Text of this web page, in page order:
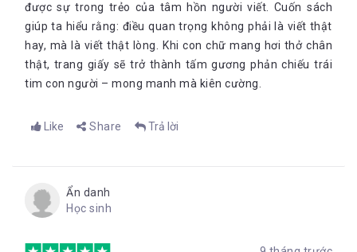
đời. Viết tên của con lên góc trên này. Đây, con có thể sử dụng
bút lông công của ba.
I-S-A-B-E-L-L-A
Hoàn hảo.
Bạn có biết tốc độ hoàn đảo nổi trôi nhanh là bao nhiêu
Có những ngày nó giống như đang cưỡi trên một con rùa biển
khổng lồ, chậm rãi như đang ngủ. Những đêm khác, khi mặt
trăng tròn và dày đặc, và những con sóng dâng cao như
gió.
được sự trong trẻo của tâm hồn người viết. Cuốn sách
giúp ta hiểu rằng: điều quan trọng không phải là viết thật
hay, mà là viết thật lòng. Khi con chữ mang hơi thở chân
thật, trang giấy sẽ trở thành tấm gương phản chiếu trái
tim con người – mong manh mà kiên cường.
Like Share Trả lời
Ẩn danh
Học sinh